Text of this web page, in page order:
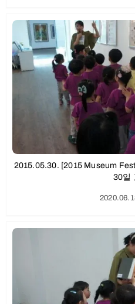
2015.05.30. [2015 Museum
30일